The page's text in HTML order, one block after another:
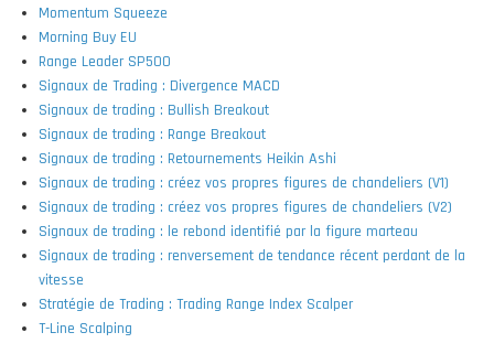
Momentum Squeeze
Morning Buy EU
Range Leader SP500
Signaux de Trading : Divergence MACD
Signaux de trading : Bullish Breakout
Signaux de trading : Range Breakout
Signaux de trading : Retournements Heikin Ashi
Signaux de trading : créez vos propres figures de chandeliers (V1)
Signaux de trading : créez vos propres figures de chandeliers (V2)
Signaux de trading : le rebond identifié par la figure marteau
Signaux de trading : renversement de tendance récent perdant de la
vitesse
Stratégie de Trading : Trading Range Index Scalper
T-Line Scalping